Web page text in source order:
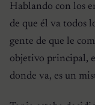
Hablando con los
de que él va todos
gente de que le
objetivo principal,
donde va, es un